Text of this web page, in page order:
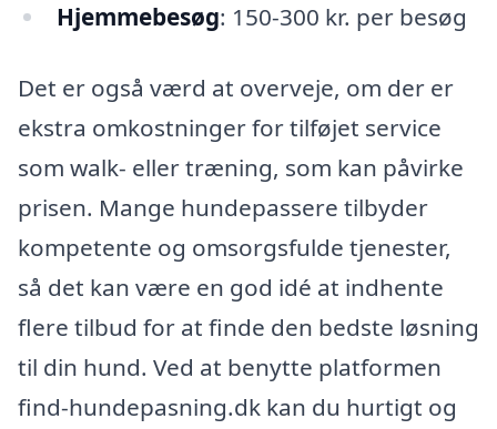
Hjemmebesøg: 150-300 kr. per besøg
Det er også værd at overveje, om der er
ekstra omkostninger for tilføjet service
som walk- eller træning, som kan påvirke
prisen. Mange hundepassere tilbyder
kompetente og omsorgsfulde tjenester,
så det kan være en god idé at indhente
flere tilbud for at finde den bedste løsning
til din hund. Ved at benytte platformen
find-hundepasning.dk kan du hurtigt og